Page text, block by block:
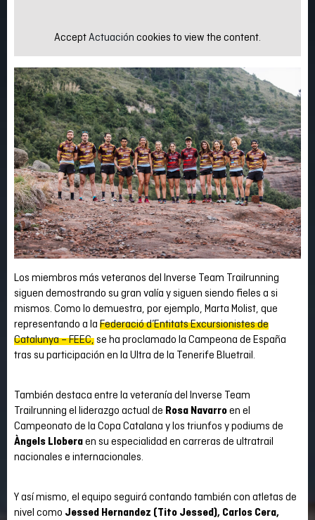
AcceptActuación cookies to view the content.
Los miembros más veteranos del Inverse Team Trailrunning
siguen demostrando su gran valía y siguen siendo fieles a si
mismos. Como lo demuestra, por ejemplo, Marta Molist, que
representando a la Federació d’Entitats Excursionistes de
Catalunya – FEEC,se ha proclamado la Campeona de España
tras su participación en la Ultra de la Tenerife Bluetrail.
También destaca entre la veteranía del Inverse Team
Trailrunning el liderazgo actual de Rosa Navarroen el
Campeonato de la Copa Catalana y los triunfos y podiums de
Àngels Lloberaen su especialidad en carreras de ultratrail
nacionales e internacionales.
Y así mismo, el equipo seguirá contando también con atletas de
nivel como Jessed Hernandez (Tito Jessed), Carlos Cera,